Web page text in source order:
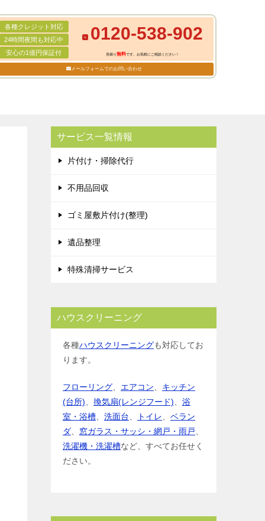
各種クレジット対応
24時間夜間も対応中
安心の1億円保証付
0120-538-902
見積り無料です。お気軽にご相談ください！
メールフォームでのお問い合わせ
サービス一覧情報
片付け・掃除代行
不用品回収
ゴミ屋敷片付け(整理)
遺品整理
特殊清掃サービス
ハウスクリーニング
各種ハウスクリーニングも対応してお
ります。
フローリング エアコン
キッチン
(台所)
換気扇(レンジフード)
浴
室・浴槽
洗面台 トイレ
ベラン
ダ
窓ガラス・サッシ・網戸・雨戸
洗濯機・洗濯槽など、すべてお任せく
ださい。